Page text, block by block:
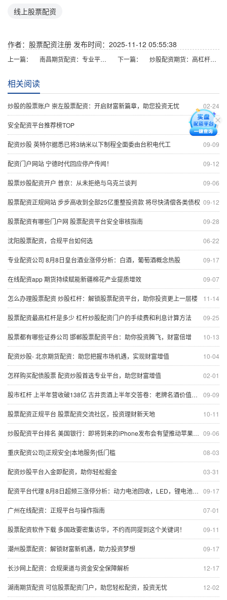
线上股票配资
作者：股票配资注册 发布时间：2025-11-12 05:55:38
上一篇： 南昌期货配资：专业平台，助力投资腾飞 下一篇： 炒股配资期货：高杠杆，高风险，高收益
相关阅读
02-24
炒股的股票账户 崇左股票配资：开启财富新篇章，助您投资无忧
06-17
安全配资平台推荐榜TOP
09-09
配资炒股 英特尔据悉已将3纳米以下制程全面委由台积电代工
09-12
配资门户网站 宁德时代回应停产传闻！
09-06
股票炒股配资开户 普京：从未拒绝与乌克兰谈判
09-12
股票配资正规网站 步步高收到全部25亿重整投资款 将尽快清偿各类债权
09-28
股票配资有哪些门户网 股票配资平台安全审核指南
06-22
沈阳股票配资，合规平台如何选
09-17
专业配资公司 8月8日皇台酒业涨停分析：白酒，葡萄酒概念热股
09-07
在线配资app 期货持续赋能新疆棉花产业提质增效
11-14
怎么办理股票配资 炒股杠杆：解锁股票配资平台，助你投资更上一层楼
09-25
股票配资最高杠杆是多少 杠杆炒股配资门户的手续费和利息计算方法
10-13
股票都有哪些证券公司 邯郸股票配资平台：助你投资腾飞，财富倍增
10-04
配资炒股- 北京期货配资：助您把握市场机遇，实现财富增值
02-01
怎样购买配债股票 配资炒股首选专业平台，助您财富增值
09-09
股市杠杆 上半年营收破138亿 古井贡酒上半年交答卷：老牌名酒价值凸显
10-11
股票配资正规平台 股票配资交流社区，投资理财新天地
09-06
炒股配资平台排名 美国银行：即将到来的iPhone发布会有望推动苹果股价上涨
08-03
重庆配资公司|正规安全|本地服务|低门槛
03-31
配资炒股平台入金即配资，助你轻松掘金
09-17
配资平台代理 8月8日超频三涨停分析：动力电池回收，LED，锂电池概念热股
07-01
广州在线配资：正规平台与操作指南
09-11
股票配资软件下载 多国政要密集访华，不约而同提到这个关键词！
09-17
潮州股票配资：解锁财富新机遇，助力投资梦想
12-17
长沙网上配资：合规渠道与资金安全保障解析
12-02
湖南期货配资 可信股票配资门户，助您轻松配资，投资无忧